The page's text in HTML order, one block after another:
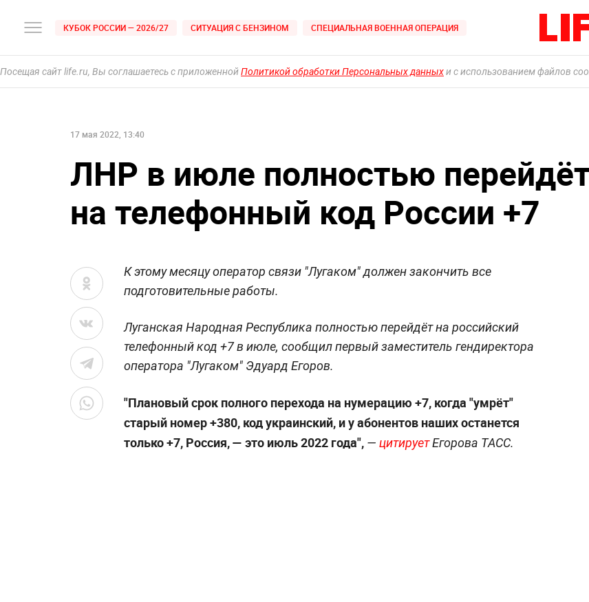
КУБОК РОССИИ — 2026/27 СИТУАЦИЯ С БЕНЗИНОМ СПЕЦИАЛЬНАЯ ВОЕННАЯ ОПЕРАЦИЯ
Посещая сайт life.ru, Вы соглашаетесь с приложеннойПолитикой обработки Персональных данныхи с использованием файлов
17 мая 2022, 13:40
ЛНР в июле полностью
на телефонный код России +7
К этому месяцу оператор связи "Лугаком" должен закончить все
подготовительные работы.
Луганская Народная Республика полностью перейдёт на российский
телефонный код +7 в июле, сообщил первый заместитель гендиректора
оператора "Лугаком" Эдуард Егоров.
"Плановый срок полного перехода на нумерацию +7, когда "умрёт"
старый номер +380, код украинский, и у абонентов наших останется
только +7, Россия, — это июль 2022 года", — цитируетЕгорова ТАСС.